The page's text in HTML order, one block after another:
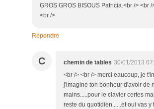
GROS GROS BISOUS Patricia.<br /> <br
<br />
Répondre
C chemin de tables 30/01/2013
<br /> <br /> merci eaucoup, je
j'imagine ton bonheur d'avoir de
mains.....pour le clavier certes
reste du quotidien......et oui vas y